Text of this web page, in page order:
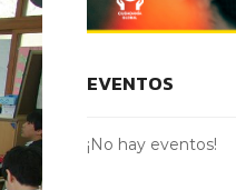
EVENTOS
¡No hay eventos!